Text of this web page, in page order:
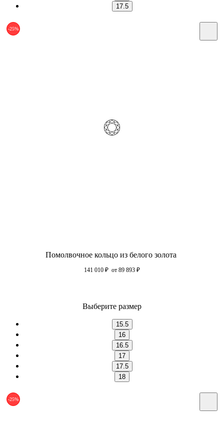
17.5
-25%
Помолвочное кольцо из белого золота
141 010 ₽ от 89 893 ₽
Выберите размер
15.5
16
16.5
17
17.5
18
-25%